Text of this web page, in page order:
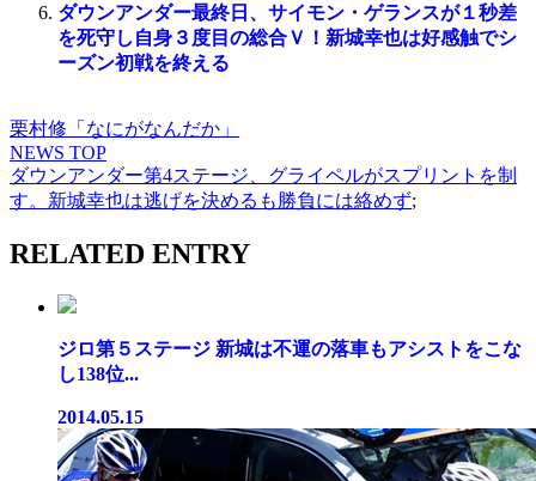
ダウンアンダー最終日、サイモン・ゲランスが１秒差
を死守し自身３度目の総合Ｖ！新城幸也は好感触でシ
ーズン初戦を終える
栗村修「なにがなんだか」
NEWS TOP
ダウンアンダー第4ステージ、グライペルがスプリントを制
す。新城幸也は逃げを決めるも勝負には絡めず;
RELATED ENTRY
ジロ第５ステージ 新城は不運の落車もアシストをこな
し138位...
2014.05.15